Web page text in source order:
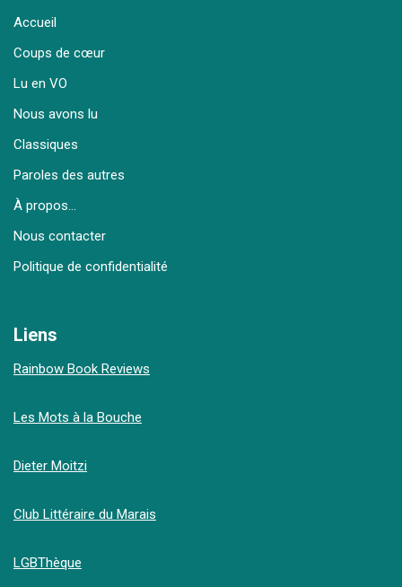
Accueil
Coups de cœur
Lu en VO
Nous avons lu
Classiques
Paroles des autres
À propos…
Nous contacter
Politique de confidentialité
Liens
Rainbow Book Reviews
Les Mots à la Bouche
Dieter Moitzi
Club Littéraire du Marais
LGBThèque